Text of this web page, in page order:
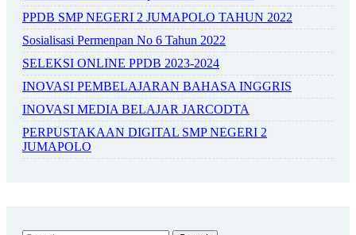
PPDB SMP NEGERI 2 JUMAPOLO TAHUN 2022
Sosialisasi Permenpan No 6 Tahun 2022
SELEKSI ONLINE PPDB 2023-2024
INOVASI PEMBELAJARAN BAHASA INGGRIS
INOVASI MEDIA BELAJAR JARCODTA
PERPUSTAKAAN DIGITAL SMP NEGERI 2
JUMAPOLO